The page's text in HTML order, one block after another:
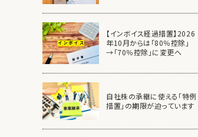
【インボイス経過措置】2026
年10月からは「80％控除」
→「70％控除」に変更へ
自社株の承継に使える「特例
措置」の期限が迫っています